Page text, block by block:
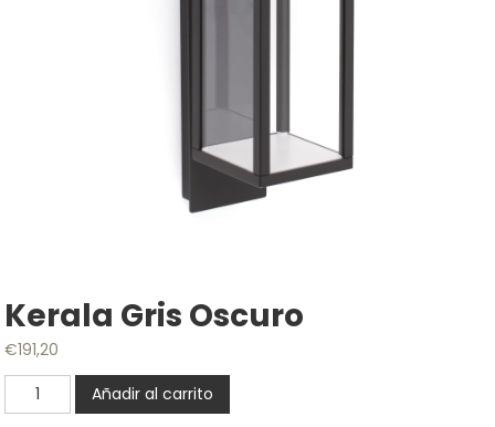
Kerala Gris Oscuro
€191,20
Kerala
Gris
Añadir al carrito